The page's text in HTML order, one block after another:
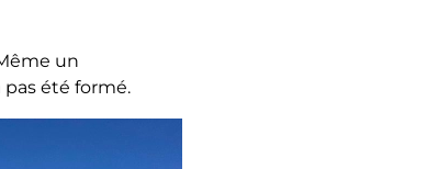
un
pas été formé.